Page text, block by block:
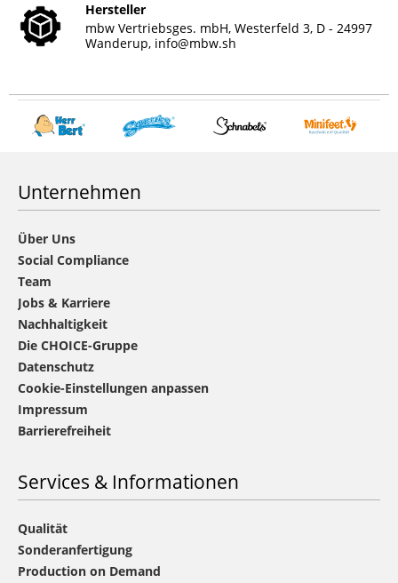
Hersteller
mbw Vertriebsges. mbH, Westerfeld 3, D - 24997
Wanderup, info@mbw.sh
Unternehmen
Über Uns
Social Compliance
Team
Jobs & Karriere
Nachhaltigkeit
Die CHOICE-Gruppe
Datenschutz
Cookie-Einstellungen anpassen
Impressum
Barrierefreiheit
Services & Informationen
Qualität
Sonderanfertigung
Production on Demand